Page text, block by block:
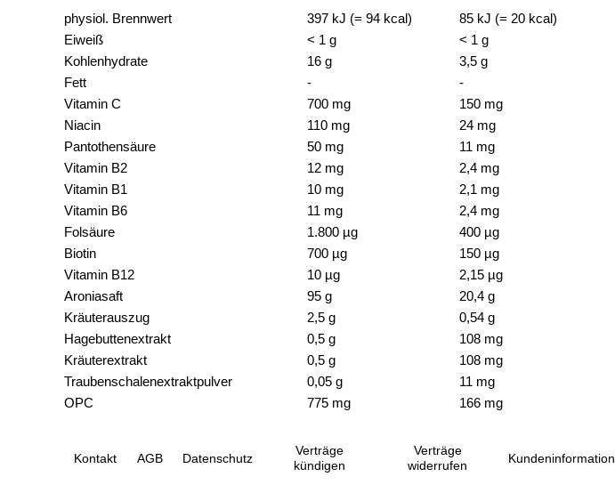
physiol. Brennwert 397 kJ (= 94 kcal)
85 kJ (= 20 kcal)
Eiweiß
< 1 g
< 1 g
Kohlenhydrate
16 g
3,5 g
Fett
-
-
Vitamin C
700 mg 150 mg
Niacin
110 mg 24 mg
Pantothensäure
50 mg 11 mg
Vitamin B2
12 mg 2,4 mg
Vitamin B1
10 mg 2,1 mg
Vitamin B6
11 mg 2,4 mg
Folsäure
1.800 µg 400 µg
Biotin
700 µg 150 µg
Vitamin B12
10 µg 2,15 µg
Aroniasaft
95 g
20,4 g
Kräuterauszug
2,5 g
0,54 g
Hagebuttenextrakt
0,5 g
108 mg
Kräuterextrakt
0,5 g
108 mg
Traubenschalenextraktpulver
0,05 g
11 mg
OPC
775 mg 166 mg
Kontakt AGB Datenschutz
Verträge
kündigen
Verträge
widerrufen
Kundeninformation